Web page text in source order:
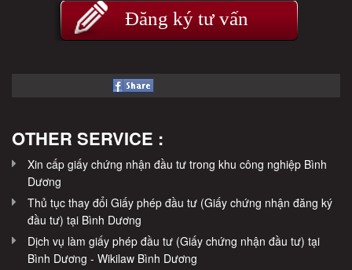
Đăng ký tư vấn
OTHER SERVICE :
Xin cấp giấy chứng nhận đầu tư trong khu công nghiệp Bình
Dương
Thủ tục thay đổi Giấy phép đầu tư (Giấy chứng nhận đăng ký
đầu tư) tại Bình Dương
Dịch vụ làm giấy phép đầu tư (Giấy chứng nhận đầu tư) tại
Bình Dương - Wikilaw Bình Dương